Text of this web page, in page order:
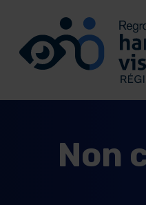
Aller au contenu
Allez à la page d’accueil
Non